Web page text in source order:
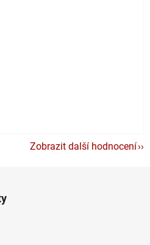
5 hvězdiček.
5 hvězdiček.
Zobrazit další hodnocení